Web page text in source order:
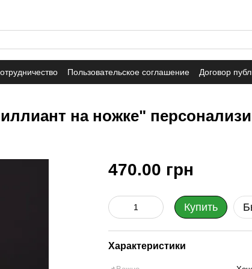
Пользовательское соглашение Договор
на ножке"
470.00 грн
Купить
Характеристики